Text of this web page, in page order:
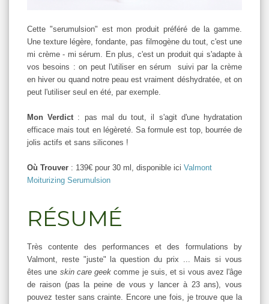
Cette "serumulsion" est mon produit préféré de la gamme.
Une texture légère, fondante, pas filmogène du tout, c'est une
mi crème - mi sérum. En plus, c'est un produit qui s'adapte à
vos besoins : on peut l'utiliser en sérum suivi par la crème
en hiver ou quand notre peau est vraiment déshydratée, et on
peut l'utiliser seul en été, par exemple.
Mon Verdict : pas mal du tout, il s'agit d'une hydratation
efficace mais tout en légèreté. Sa formule est top, bourrée de
jolis actifs et sans silicones !
Où Trouver : 139€ pour 30 ml, disponible ici Valmont
Moiturizing Serumulsion
RÉSUMÉ
Très contente des performances et des formulations by
Valmont, reste "juste" la question du prix ... Mais si vous
êtes une skin care geek comme je suis, et si vous avez l'âge
de raison (pas la peine de vous y lancer à 23 ans), vous
pouvez tester sans crainte. Encore une fois, je trouve que la